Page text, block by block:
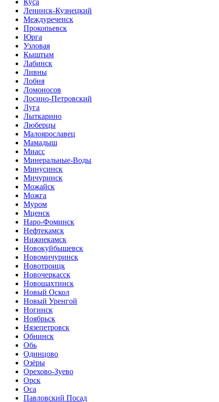
Ленинск-Кузнецкий
Междуреченск
Прокопьевск
Юрга
Узловая
Кыштым
Лабинск
Ливны
Лобня
Ломоносов
Лосино-Петровский
Луга
Лыткарино
Люберцы
Малоярославец
Мамадыш
Миасс
Минеральные-Воды
Минусинск
Мичуринск
Можайск
Можга
Муром
Мценск
Наро-Фоминск
Нефтекамск
Нижнекамск
Новокуйбышевск
Новомичуринск
Новотроицк
Новочеркасск
Новошахтинск
Новый Оскол
Новый Уренгой
Ногинск
Ноябрьск
Нязепетровск
Обнинск
Обь
Одинцово
Озёры
Орехово-Зуево
Орск
Оса
Павловский Посад